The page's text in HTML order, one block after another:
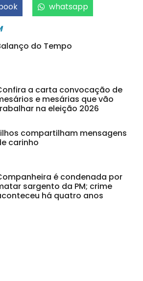
whatsapp
do Tempo
a carta convocação de
e mesárias que vão
na eleição 2026
compartilham mensagens
carinho
é condenada por
sargento da PM; crime
há quatro anos